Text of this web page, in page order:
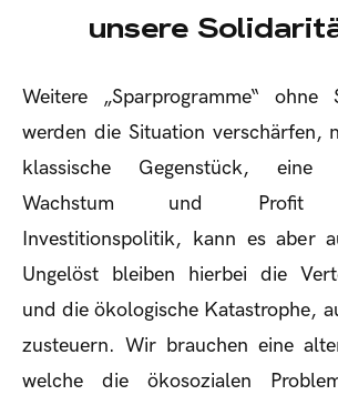
unsere
Weitere „Sparprogramme“ ohne
werden die Situation verschärfen,
klassische Gegenstück, eine
Wachstum und Profit
Investitionspolitik, kann es aber
Ungelöst bleiben hierbei die
und die ökologische Katastrophe,
zusteuern. Wir brauchen eine
welche die ökosozialen